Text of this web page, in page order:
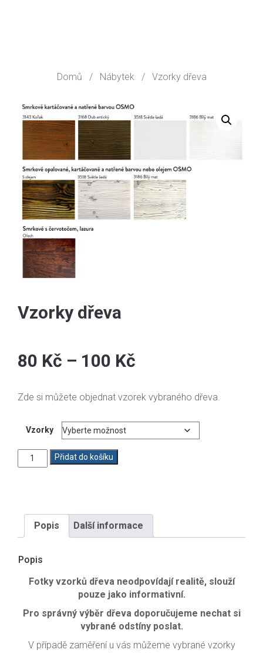
Domů / Nábytek/ Vzorky dřeva
Vzorky dřeva
80 Kč – 100 Kč
Zde si můžete objednat vzorek vybraného dřeva.
Vzorky
Vzorky
dřeva
Přidat do košíku
Popis Další informace
Popis
Fotky vzorků dřeva neodpovídají realitě, slouží
pouze jako informativní.
Pro správný výběr dřeva doporučujeme nechat si
vybrané odstíny poslat.
V případě zaměření u vás můžeme vybrané vzorky